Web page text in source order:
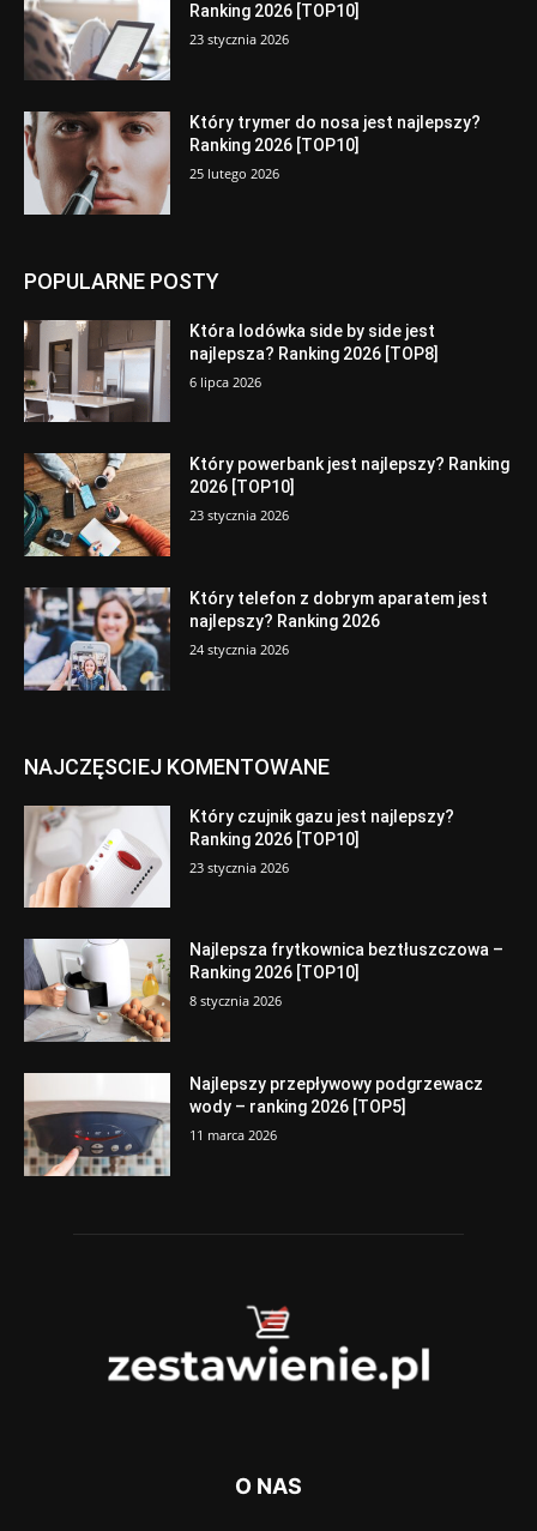
Ranking 2026 [TOP10]
23 stycznia 2026
Który trymer do nosa jest najlepszy?
Ranking 2026 [TOP10]
25 lutego 2026
POPULARNE POSTY
Która lodówka side by side jest
najlepsza? Ranking 2026 [TOP8]
6 lipca 2026
Który powerbank jest najlepszy? Ranking
2026 [TOP10]
23 stycznia 2026
Który telefon z dobrym aparatem jest
najlepszy? Ranking 2026
24 stycznia 2026
NAJCZĘSCIEJ KOMENTOWANE
Który czujnik gazu jest najlepszy?
Ranking 2026 [TOP10]
23 stycznia 2026
Najlepsza frytkownica beztłuszczowa –
Ranking 2026 [TOP10]
8 stycznia 2026
Najlepszy przepływowy podgrzewacz
wody – ranking 2026 [TOP5]
11 marca 2026
O NAS